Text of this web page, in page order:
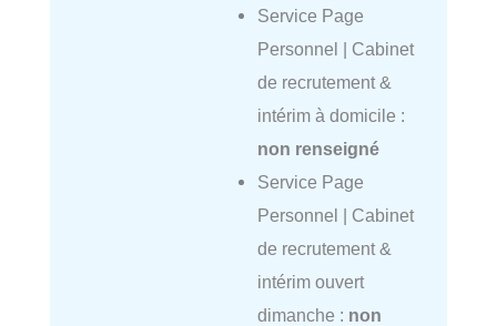
Service Page
Personnel | Cabinet
de recrutement &
intérim à domicile :
non renseigné
Service Page
Personnel | Cabinet
de recrutement &
intérim ouvert
dimanche : non